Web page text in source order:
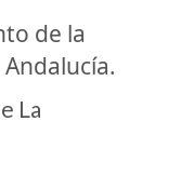
de la
La